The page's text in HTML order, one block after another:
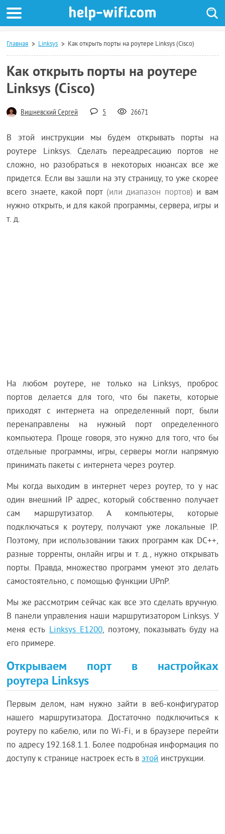
Главная Linksys Как открыть порты на роутере Linksys (Cisco)
Как открыть порты на роутере
Linksys (Cisco)
Вишневский Сергей 5 26671
В этой инструкции мы будем открывать порты на
роутере Linksys. Сделать переадресацию портов не
сложно, но разобраться в некоторых нюансах все же
придется. Если вы зашли на эту страницу, то уже скорее
всего знаете, какой порт (или диапазон портов) и вам
нужно открыть, и для какой программы, сервера, игры и
т. д.
На любом роутере, не только на Linksys, проброс
портов делается для того, что бы пакеты, которые
приходят с интернета на определенный порт, были
перенаправлены на нужный порт определенного
компьютера. Проще говоря, это нужно для того, что бы
отдельные программы, игры, серверы могли напрямую
принимать пакеты с интернета через роутер.
Мы когда выходим в интернет через роутер, то у нас
один внешний IP адрес, который собственно получает
сам маршрутизатор. А компьютеры, которые
подключаться к роутеру, получают уже локальные IP.
Поэтому, при использовании таких программ как DC++,
разные торренты, онлайн игры и т. д., нужно открывать
порты. Правда, множество программ умеют это делать
самостоятельно, с помощью функции UPnP.
Мы же рассмотрим сейчас как все это сделать вручную.
В панели управления наши маршрутизатором Linksys. У
меня естьLinksys E1200, поэтому, показывать буду на
его примере.
Открываем порт в настройках
роутера Linksys
Первым делом, нам нужно зайти в веб-конфигуратор
нашего маршрутизатора. Достаточно подключиться к
роутеру по кабелю, или по Wi-Fi, и в браузере перейти
по адресу 192.168.1.1. Более подробная информация по
доступу к странице настроек есть вэтойинструкции.